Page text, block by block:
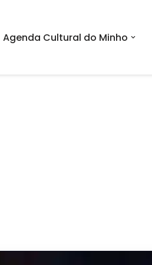
Agenda Cultural do Minho